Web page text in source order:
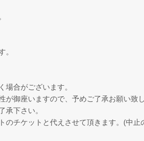
。
合がございます。
御座いますので、予めご了承お願い致し
承下さい。
チケットと代えさせて頂きます。(中止